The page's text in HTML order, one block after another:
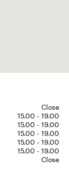
Close
15.00 - 19.00
15.00 - 19.00
15.00 - 19.00
15.00 - 19.00
15.00 - 19.00
Close